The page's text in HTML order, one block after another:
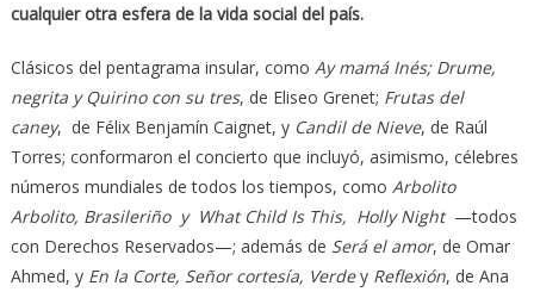
cualquier otra esfera de la vida social del país.
Clásicos del pentagrama insular, como Ay mamá Inés; Drume,
negrita y Quirino con su tres, de Eliseo Grenet; Frutas del
caney, de Félix Benjamín Caignet, y Candil de Nieve, de Raúl
Torres; conformaron el concierto que incluyó, asimismo, célebres
números mundiales de todos los tiempos, como Arbolito
Arbolito, Brasileriño y What Child Is This, Holly Night—todos
con Derechos Reservados—; además de Será el amor, de Omar
Ahmed, yEn la Corte, Señor cortesía, Verdey Reflexión, de Ana